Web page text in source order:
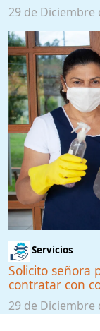
29 de Diciembre
Servicios
Solicito señora
contratar con
29 de Diciembre